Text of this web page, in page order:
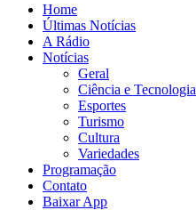
Home
Últimas Notícias
A Rádio
Notícias
Geral
Ciência e Tecnologia
Esportes
Turismo
Cultura
Variedades
Programação
Contato
Baixar App